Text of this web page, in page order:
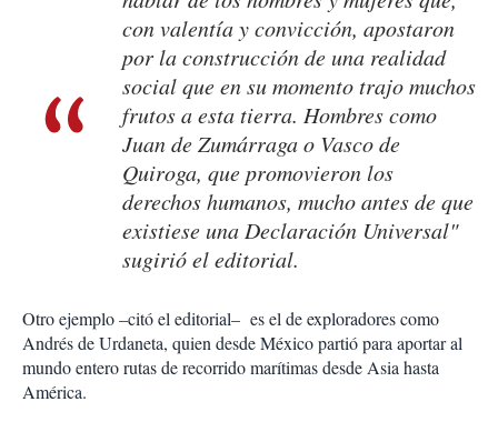
con valentía y convicción, apostaron
por la construcción de una realidad
social que en su momento trajo muchos
frutos a esta tierra. Hombres como
Juan de Zumárraga o Vasco de
Quiroga, que promovieron los
derechos humanos, mucho antes de que
existiese una Declaración Universal"
sugirió el editorial.
Otro ejemplo –citó el editorial– es el de exploradores como
Andrés de Urdaneta, quien desde México partió para aportar al
mundo entero rutas de recorrido marítimas desde Asia hasta
América.